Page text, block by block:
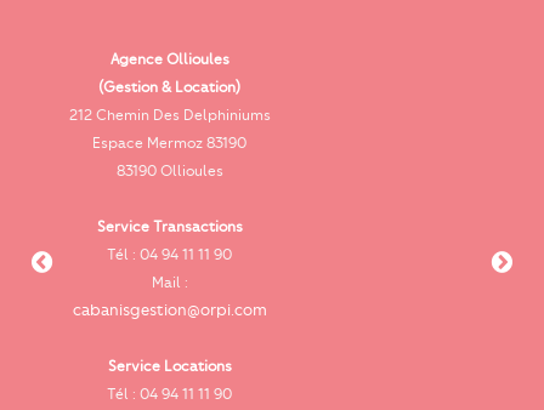
Agence Ollioules
(Gestion & Location)
212 Chemin Des Delphiniums
Espace Mermoz 83190
83190 Ollioules
Service Transactions
Tél : 04 94 11 11 90
Mail :
cabanisgestion@orpi.com
Service Locations
Tél : 04 94 11 11 90